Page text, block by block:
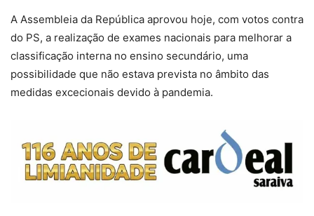
A Assembleia da República aprovou hoje, com votos contra
do PS, a realização de exames nacionais para melhorar a
classificação interna no ensino secundário, uma
possibilidade que não estava prevista no âmbito das
medidas excecionais devido à pandemia.